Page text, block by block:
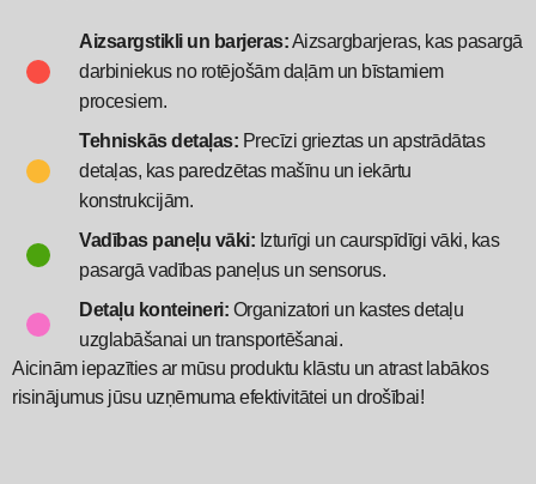
Aizsargstikli un barjeras:Aizsargbarjeras, kas pasargā
darbiniekus no rotējošām daļām un bīstamiem
procesiem.
Tehniskās detaļas: Precīzi grieztas un apstrādātas
detaļas, kas paredzētas mašīnu un iekārtu
konstrukcijām.
Vadības paneļu vāki: Izturīgi un caurspīdīgi vāki, kas
pasargā vadības paneļus un sensorus.
Detaļu konteineri: Organizatori un kastes detaļu
uzglabāšanai un transportēšanai.
Aicinām iepazīties ar mūsu produktu klāstu un atrast labākos
risinājumus jūsu uzņēmuma efektivitātei un drošībai!